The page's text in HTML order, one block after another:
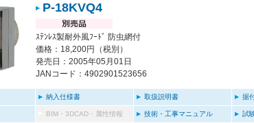
P-18KVQ4
ｽﾃﾝﾚｽ製耐外風ﾌｰﾄﾞ 防虫網付
価格：18,200円（税別）
発売日：2005年05月01日
JANコード：4902901523656
納入仕様書 取扱説明書 据
BIM・3DCAD・属性情報 技術・工事マニュアル 試